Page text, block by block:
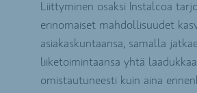
Liittyminen osaksi Instalcoa
erinomaiset mahdollisuudet
asiakaskuntaansa, samalla
liiketoimintaansa yhtä
omistautuneesti kuin aina